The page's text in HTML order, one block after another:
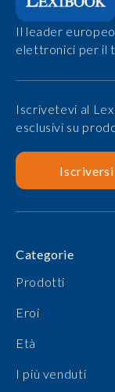
Il leader
elettronici per il
Iscrivetevi al
esclusivi su
Iscriversi
Categorie
Prodotti
Eroi
Età
I più venduti